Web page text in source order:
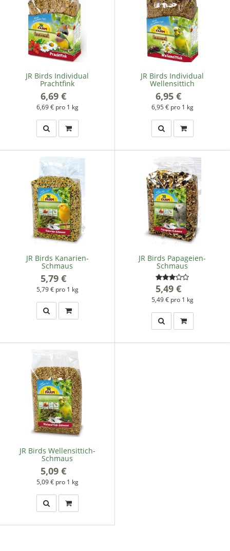
JR Birds Individual
Prachtfink
6,69 €
6,69 € pro 1 kg
JR Birds Individual
Wellensittich
6,95 €
6,95 € pro 1 kg
JR Birds Kanarien-
Schmaus
5,79 €
5,79 € pro 1 kg
JR Birds Papageien-
Schmaus
5,49 €
5,49 € pro 1 kg
JR Birds Wellensittich-
Schmaus
5,09 €
5,09 € pro 1 kg